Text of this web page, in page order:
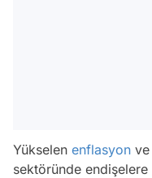
Yükselen enflasyon ve
sektöründe